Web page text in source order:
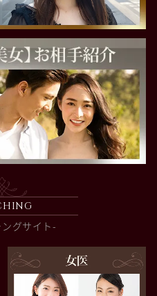
グサイト-